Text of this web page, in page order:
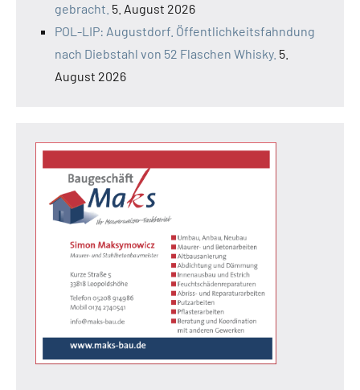
gebracht. 5. August 2026
POL-LIP: Augustdorf. Öffentlichkeitsfahndung
nach Diebstahl von 52 Flaschen Whisky. 5.
August 2026